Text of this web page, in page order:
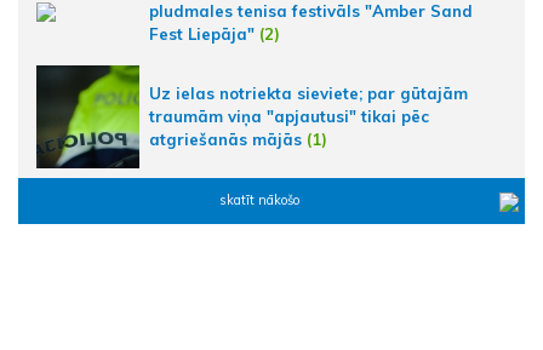
pludmales tenisa festivāls "Amber Sand
Fest Liepāja" (2)
Uz ielas notriekta sieviete; par gūtajām
traumām viņa "apjautusi" tikai pēc
atgriešanās mājās (1)
skatīt nākošo